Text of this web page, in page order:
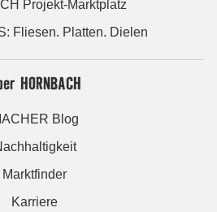
Projekt-Marktplatz
Fliesen. Platten. Dielen
HORNBACH
Blog
Marktfinder
Karriere